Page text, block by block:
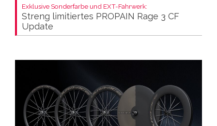
Exklusive Sonderfarbe und EXT-Fahrwerk:
Streng limitiertes PROPAIN Rage 3 CF
Update